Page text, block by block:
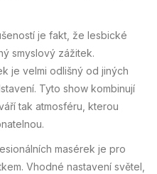
je fakt, že lesbické
smyslový zážitek.
je velmi odlišný od jiných
Tyto show kombinují
tak atmosféru, kterou
masérek je pro
Vhodné nastavení světel,